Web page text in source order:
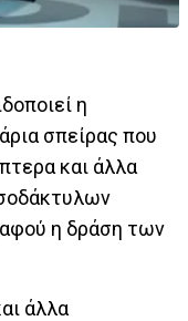
η
σπείρας που
και άλλα
αφού η δράση των
άλλα